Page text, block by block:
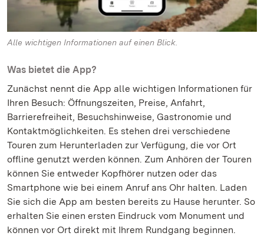
Alle wichtigen Informationen auf einen Blick.
Was bietet die App?
Zunächst nennt die App alle wichtigen Informationen für
Ihren Besuch: Öffnungszeiten, Preise, Anfahrt,
Barrierefreiheit, Besuchshinweise, Gastronomie und
Kontaktmöglichkeiten. Es stehen drei verschiedene
Touren zum Herunterladen zur Verfügung, die vor Ort
offline genutzt werden können. Zum Anhören der Touren
können Sie entweder Kopfhörer nutzen oder das
Smartphone wie bei einem Anruf ans Ohr halten. Laden
Sie sich die App am besten bereits zu Hause herunter. So
erhalten Sie einen ersten Eindruck vom Monument und
können vor Ort direkt mit Ihrem Rundgang beginnen.